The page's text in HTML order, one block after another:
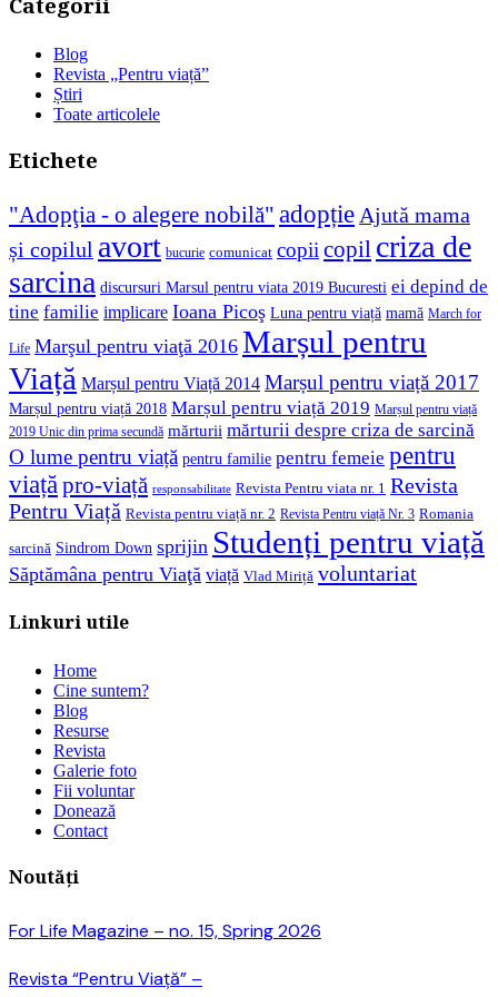
Categorii
Blog
Revista „Pentru viață”
Știri
Toate articolele
Etichete
"Adopţia - o alegere nobilă" adopție Ajută mama
și copilul avort bucurie comunicat copii copil criza de
sarcina discursuri Marsul pentru viata 2019 Bucuresti ei depind de
tine familie implicare Ioana Picoş Luna pentru viață mamă March for
Life Marşul pentru viaţă 2016 Marșul pentru
Viață Marșul pentru Viață 2014 Marșul pentru viață 2017
Marșul pentru viață 2018 Marșul pentru viață 2019 Marșul pentru viață
2019 Unic din prima secundă mărturii mărturii despre criza de sarcină
O lume pentru viață pentru familie pentru femeie pentru
viață pro-viață responsabilitate Revista Pentru viata nr. 1 Revista
Pentru Viață Revista pentru viață nr. 2 Revista Pentru viață Nr. 3 Romania
sarcină Sindrom Down sprijin Studenți pentru viață
Săptămâna pentru Viaţă viață Vlad Miriță voluntariat
Linkuri utile
Home
Cine suntem?
Blog
Resurse
Revista
Galerie foto
Fii voluntar
Donează
Contact
Noutăți
For Life Magazine – no. 15, Spring 2026
Revista “Pentru Viață” –